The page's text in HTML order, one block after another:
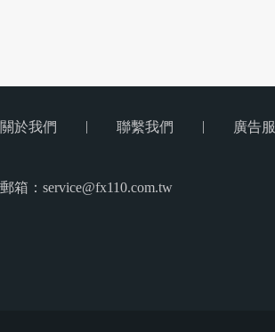
關於我們 | 聯繫我們 | 廣告
郵箱：service@fx110.com.tw